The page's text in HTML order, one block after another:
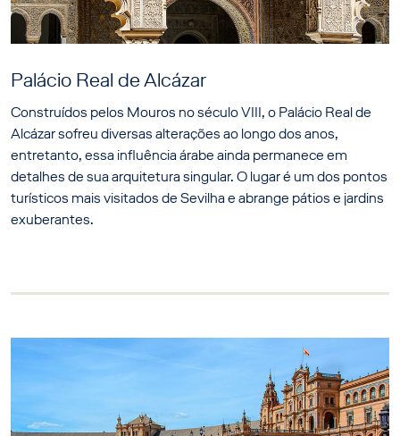
Palácio Real de Alcázar
Construídos pelos Mouros no século VIII, o Palácio Real de
Alcázar sofreu diversas alterações ao longo dos anos,
entretanto, essa influência árabe ainda permanece em
detalhes de sua arquitetura singular. O lugar é um dos pontos
turísticos mais visitados de Sevilha e abrange pátios e jardins
exuberantes.